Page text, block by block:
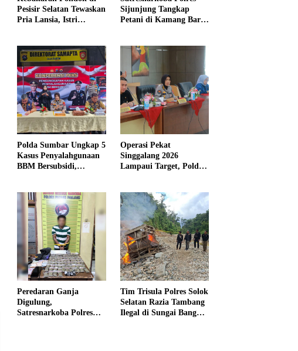
Pesisir Selatan Tewaskan
Pria Lansia, Istri
Sijunjung Tangkap
Petani di Kamang Baru,
Polda Sumbar Ungkap 5
Kasus Penyalahgunaan
BBM Bersubsidi,
Bio Solar
Operasi Pekat
Singgalang 2026
Lampaui Target, Polda
Kriminal
Peredaran Ganja
Digulung,
Satresnarkoba Polres
Tim Trisula Polres Solok
Selatan Razia Tambang
Ilegal di Sungai Bangko,